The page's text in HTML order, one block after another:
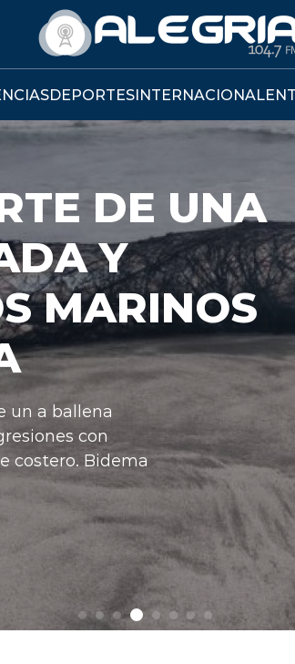
DEPORTESINTERNACIONAL
PARA
AL
A UN
haciendo es ampliando las
la vivienda propia", manifestó el
Poduje.